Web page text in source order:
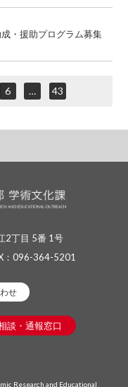
・援助プログラム募集
6 … 43
2丁目 5番 1号
：096-364-5201
せ
談・通報窓口
Research and Educational